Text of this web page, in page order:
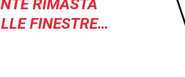
RIMASTA
FINESTRE…